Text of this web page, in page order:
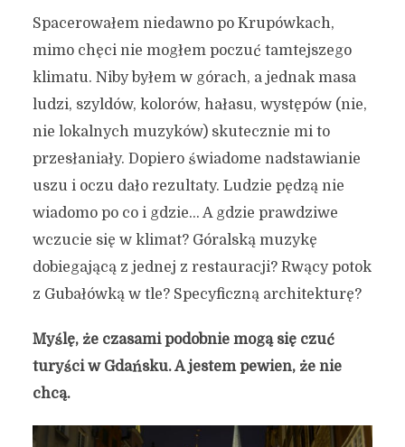
Spacerowałem niedawno po Krupówkach,
mimo chęci nie mogłem poczuć tamtejszego
klimatu. Niby byłem w górach, a jednak masa
ludzi, szyldów, kolorów, hałasu, występów (nie,
nie lokalnych muzyków) skutecznie mi to
przesłaniały. Dopiero świadome nadstawianie
uszu i oczu dało rezultaty. Ludzie pędzą nie
wiadomo po co i gdzie… A gdzie prawdziwe
wczucie się w klimat? Góralską muzykę
dobiegającą z jednej z restauracji? Rwący potok
z Gubałówką w tle? Specyficzną architekturę?
Myślę, że czasami podobnie mogą się czuć
turyści w Gdańsku. A jestem pewien, że nie
chcą.